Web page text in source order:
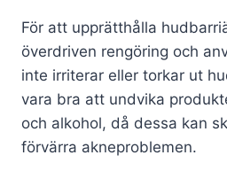
För att upprätthålla
överdriven rengöring och
inte irriterar eller torkar ut
vara bra att undvika
och alkohol, då dessa kan
förvärra akneproblemen.